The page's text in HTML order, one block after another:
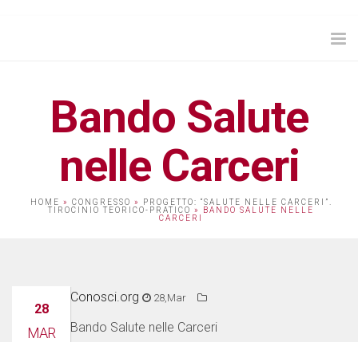
Bando Salute
nelle Carceri
HOME » CONGRESSO »
PROGETTO: “SALUTE NELLE CARCERI”.
TIROCINIO TEORICO-PRATICO » BANDO SALUTE NELLE
CARCERI
28
MAR
Conosci.org 28,Mar
Bando Salute nelle Carceri